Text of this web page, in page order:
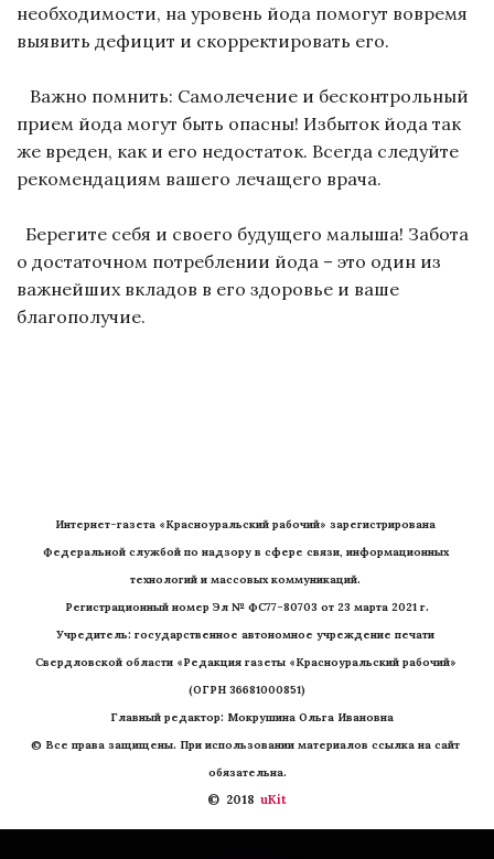
необходимости, на уровень йода помогут вовремя
выявить дефицит и скорректировать его.
Важно помнить: Самолечение и бесконтрольный
прием йода могут быть опасны! Избыток йода так
же вреден, как и его недостаток. Всегда следуйте
рекомендациям вашего лечащего врача.
Берегите себя и своего будущего малыша! Забота
о достаточном потреблении йода – это один из
важнейших вкладов в его здоровье и ваше
благополучие.
Интернет-газета «Красноуральский рабочий» зарегистрирована
Федеральной службой по надзору в сфере связи, информационных
технологий и массовых коммуникаций.
Регистрационный номер Эл № ФС77-80703 от 23 марта 2021 г.
Учредитель: государственное автономное учреждение печати
Свердловской области «Редакция газеты «Красноуральский рабочий»
(ОГРН 36681000851)
   Главный редактор: Мокрушина Ольга Ивановна
© Все права защищены. При использовании материалов ссылка на сайт
обязательна.
©  2018 uKit